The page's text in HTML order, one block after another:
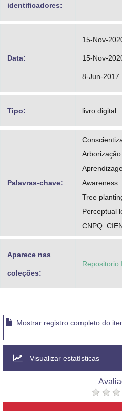
identificadores:
Data:
15-Nov-
15-Nov-
8-Jun-2017
Tipo: livro digital
Palavras-chave:
Arborização
Awareness
Tree
Perceptual
Aparece nas
coleções:
Repositorio
Mostrar registro completo do
Visualizar estatísticas